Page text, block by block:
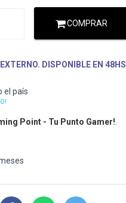
COMPRAR
DISPONIBLE EN 48HS
el país
Point - Tu Punto Gamer!